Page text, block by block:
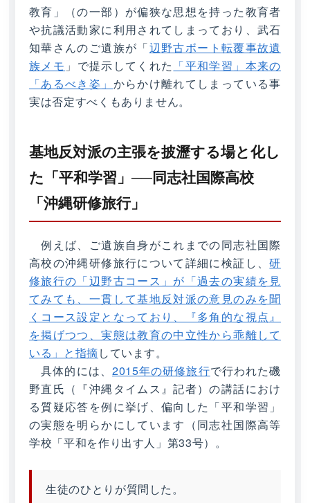
教育」（の一部）が偏狭な思想を持った教育者
や抗議活動家に利用されてしまっており、武石
知華さんのご遺族が「辺野古ボート転覆事故遺
族メモ 」で提示してくれた 「平和学習」本来の
「あるべき姿」 からかけ離れてしまっている事
実は否定すべくもありません。
基地反対派の主張を披瀝する場と化し
た「平和学習」──同志社国際高校
「沖縄研修旅行」
例えば、ご遺族自身がこれまでの同志社国際
高校の沖縄研修旅行について詳細に検証し、研
修旅行の「辺野古コース」が「過去の実績を見
てみても、一貫して基地反対派の意見のみを聞
くコース設定となっており、『多角的な視点』
を掲げつつ、実態は教育の中立性から乖離して
いる」と指摘しています。
具体的には、 2015年の研修旅行で行われた磯
野直氏（『沖縄タイムス』記者）の講話におけ
る質疑応答を例に挙げ、偏向した「平和学習」
の実態を明らかにしています（同志社国際高等
学校「平和を作り出す人」第33号）。
生徒のひとりが質問した。